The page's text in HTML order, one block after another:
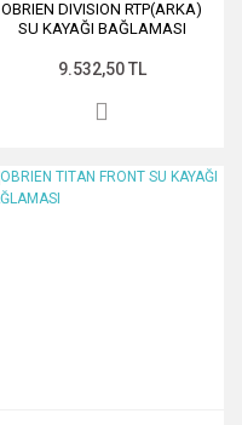
OBRIEN DIVISION RTP(ARKA)
SU KAYAĞI BAĞLAMASI
9.532,50 TL